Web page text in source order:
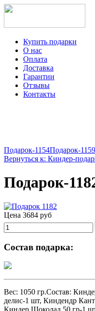
Купить подарки
О нас
Оплата
Доставка
Гарантии
Отзывы
Контакты
Подарок-1154Подарок-1159
Вернуться к: Киндер-
Подарок-
Цена 3684 руб
Состав подарка:
Вес: 1050 гр.Состав:
делис-1 шт, Киндендр